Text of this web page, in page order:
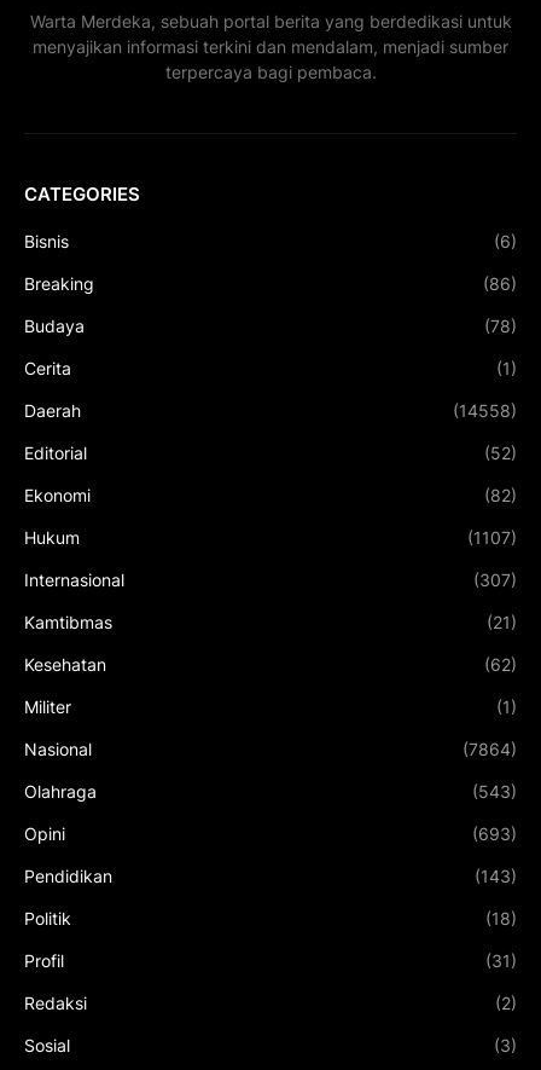
Warta Merdeka, sebuah portal berita yang berdedikasi untuk
menyajikan informasi terkini dan mendalam, menjadi sumber
terpercaya bagi pembaca.
CATEGORIES
Bisnis (6)
Breaking (86)
Budaya (78)
Cerita (1)
Daerah (14558)
Editorial (52)
Ekonomi (82)
Hukum (1107)
Internasional (307)
Kamtibmas (21)
Kesehatan (62)
Militer (1)
Nasional (7864)
Olahraga (543)
Opini (693)
Pendidikan (143)
Politik (18)
Profil (31)
Redaksi (2)
Sosial (3)